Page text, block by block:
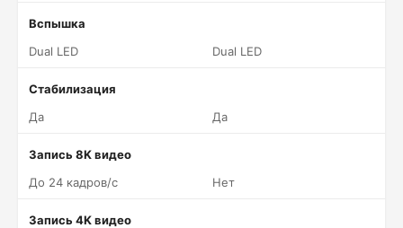
Вспышка
Dual LED
Dual LED
Стабилизация
Да
Да
Запись 8K видео
До 24 кадров/c
Нет
Запись 4K видео